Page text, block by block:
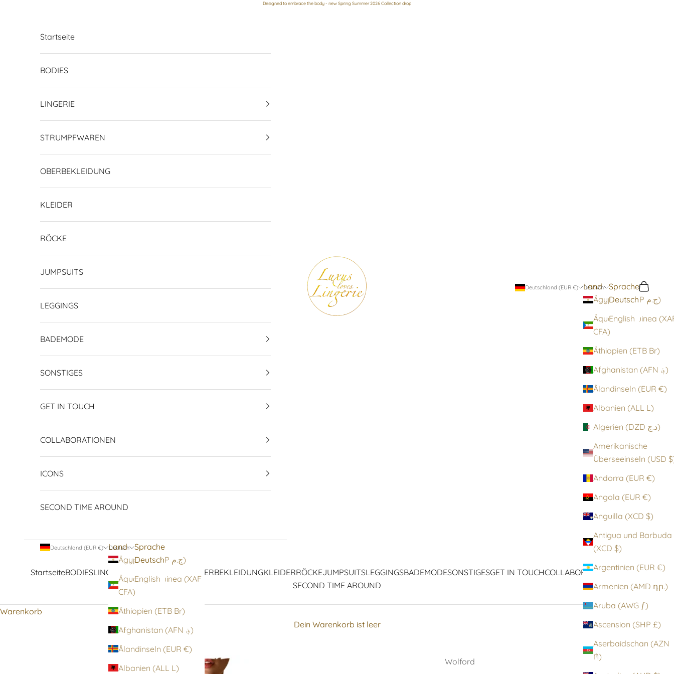
Designed to embrace the body - new Spring Summer 2026 Collection drop
Luxus loves Lingerie
StartseiteBODIESLINGERIE OBERBEKLEIDUNGKLEIDERRÖCKEJUMPSUITSLEGGINGSBADEMODESONSTIGESGET IN TOUCHCOLLABORATIONENICONS
SECOND TIME AROUND
Deutschland (EUR €)
Land
Ägypten (EGP ج.م)
Äquatorialguinea
CFA)
Äthiopien (ETB Br)
Afghanistan (AFN ؋)
Ålandinseln (EUR €)
Albanien (ALL L)
Algerien (DZD د.ج)
Amerikanische
Andorra (EUR €)
Angola (EUR €)
Anguilla (XCD $)
Antigua und Barbuda
(XCD $)
Argentinien (EUR €)
Armenien (AMD դր.)
Aruba (AWG ƒ)
Ascension (SHP £)
Aserbaidschan (AZN
₼)
Deutsch
Sprache
Deutsch
English
Suchen
Startseite
BODIES
LINGERIE
STRUMPFWAREN
OBERBEKLEIDUNG
KLEIDER
RÖCKE
JUMPSUITS
LEGGINGS
BADEMODE
SONSTIGES
GET IN TOUCH
COLLABORATIONEN
ICONS
SECOND TIME AROUND
Deutschland (EUR €)
Land
Ägypten (EGP ج.م)
Äquatorialguinea (XAF
CFA)
Äthiopien (ETB Br)
Afghanistan (AFN ؋)
Ålandinseln (EUR €)
Albanien (ALL L)
Deutsch
Sprache
Deutsch
English
Warenkorb
Dein Warenkorb ist leer
Wolford